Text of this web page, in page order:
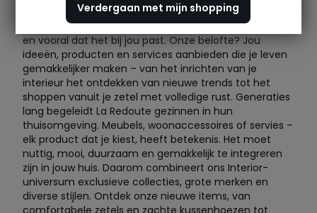
Bij La Redoute hebben we een eenvoudige overtuiging:
jouw dagelijks leven verdient meer comfort, meer stijl
en vooral dat het bij jou past. Onze belofte? Jou
ideeën, producten en services aanbieden die je leven
gemakkelijker maken – van het inrichten van je
interieur het ontdekken van nieuwe trends tot het
shoppen vanuit je zetel met volledige rust. Generaties
lang begeleidt La Redoute gezinnen in hun
thuisomgeving. Meubels, woonaccessoires of servies –
elk product dat je kiest, heeft betekenis. Het moet
nuttig, mooi, duurzaam en gemakkelijk te integreren
zijn in jouw huis. Daarom combineert ons Interior-
universum exclusieve collecties, grote merken en
diverse stijlen. Ontdek onze nieuwe items, van
comfortabele zetels en zachte kussenhoezen tot
Verdergaan met mijn shopping